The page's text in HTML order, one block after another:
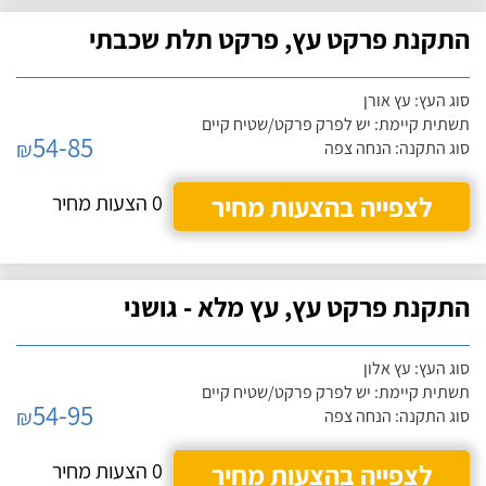
התקנת פרקט עץ, פרקט תלת שכבתי
סוג העץ: עץ אורן
תשתית קיימת: יש לפרק פרקט/שטיח קיים
סוג התקנה: הנחה צפה
₪54-85
לצפייה בהצעות מחיר
0 הצעות מחיר
התקנת פרקט עץ, עץ מלא - גושני
סוג העץ: עץ אלון
תשתית קיימת: יש לפרק פרקט/שטיח קיים
סוג התקנה: הנחה צפה
₪54-95
לצפייה בהצעות מחיר
0 הצעות מחיר